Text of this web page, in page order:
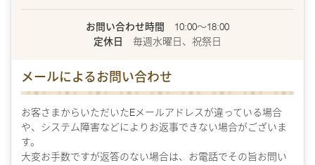
お問い合わせ時間
10:00～18:00
定休日
毎週水曜日、祝祭日
メールによるお問い合わせ
お客さまからいただいたEメールアドレスが違っている場合
や、システム障害などによりお返事できない場合がございま
す。
大変お手数ですが返答のない場合は、お電話でその旨お問い